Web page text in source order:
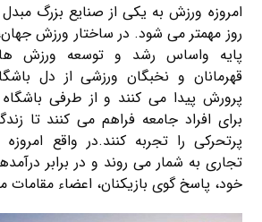
امروزه ورزش به یکی از صنایع بزرگ
روز مهمتر می شود. در ساختار ورزش
پایه واساس رشد و توسعه ورزش
قهرمانان و نخبگان ورزشی از دل
پرورش پیدا می کنند و از طرفی
برای افراد جامعه فراهم می کنند تا
پرتحرکی را تجربه کنند.در واقع
تجاری به شمار می روند و در برابر
خود، پاسخ گوی بازیکنان، اعضاء